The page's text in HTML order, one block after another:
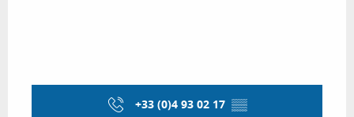
+33 (0)4 93 02 17 ▒▒